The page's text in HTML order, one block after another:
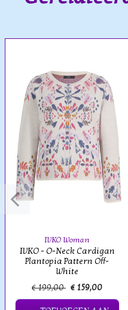
IVKO Woman
IVKO - O-Neck Cardigan
Plantopia Pattern Off-
White
€ 199,00 € 159,00